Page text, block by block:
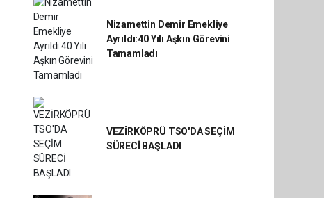
Nizamettin Demir Emekliye
Ayrıldı:40 Yılı Aşkın Görevini
Tamamladı
VEZİRKÖPRÜ TSO'DA SEÇİM
SÜRECİ BAŞLADI